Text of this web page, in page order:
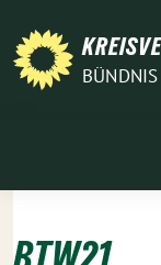
zum
Inhalt